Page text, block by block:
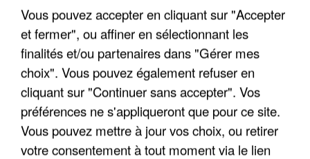
6 août 2026
Gabriel Attal et Raphaël Glucksmann visés par des
ingérences...
Sollicité, Sébastien Lecornu annonce un "travail
commun" avec les partis à la rentrée.
Vous pouvez accepter en cliquant sur "Accepter
et fermer", ou affiner en sélectionnant les
finalités et/ou partenaires dans "Gérer mes
choix". Vous pouvez également refuser en
cliquant sur "Continuer sans accepter". Vos
préférences ne s'appliqueront que pour ce site.
Vous pouvez mettre à jour vos choix, ou retirer
votre consentement à tout moment via le lien